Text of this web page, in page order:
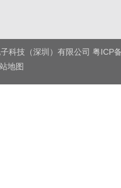
科技（深圳）有限公司 粤ICP
地图